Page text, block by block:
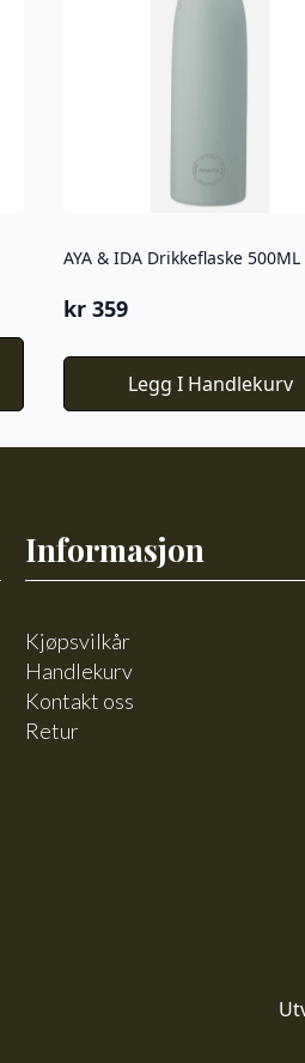
kr 359
Legg I Handlekurv
Informasjon
Kjøpsvilkår
Handlekurv
Kontakt oss
Retur